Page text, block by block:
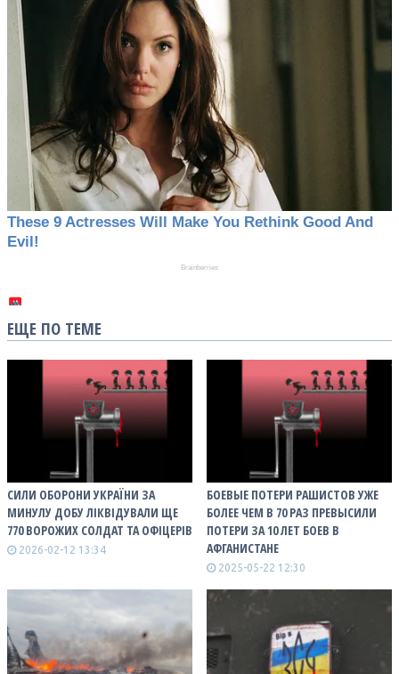
ЕЩЕ ПО ТЕМЕ
СИЛИ ОБОРОНИ УКРАЇНИ ЗА
МИНУЛУ ДОБУ ЛІКВІДУВАЛИ ЩЕ
770 ВОРОЖИХ СОЛДАТ ТА ОФІЦЕРІВ
2026-02-12 13:34
БОЕВЫЕ ПОТЕРИ РАШИСТОВ УЖЕ
БОЛЕЕ ЧЕМ В 70 РАЗ ПРЕВЫСИЛИ
ПОТЕРИ ЗА 10 ЛЕТ БОЕВ В
АФГАНИСТАНЕ
2025-05-22 12:30